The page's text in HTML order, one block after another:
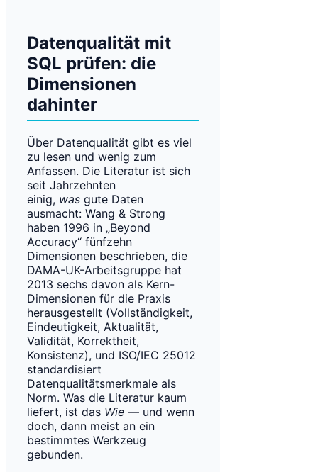
Datenqualität mit
SQL prüfen: die
Dimensionen
dahinter
Über Datenqualität gibt es viel
zu lesen und wenig zum
Anfassen. Die Literatur ist sich
seit Jahrzehnten
einig, was gute Daten
ausmacht: Wang & Strong
haben 1996 in „Beyond
Accuracy“ fünfzehn
Dimensionen beschrieben, die
DAMA-UK-Arbeitsgruppe hat
2013 sechs davon als Kern-
Dimensionen für die Praxis
herausgestellt (Vollständigkeit,
Eindeutigkeit, Aktualität,
Validität, Korrektheit,
Konsistenz), und ISO/IEC 25012
standardisiert
Datenqualitätsmerkmale als
Norm. Was die Literatur kaum
liefert, ist das Wie — und wenn
doch, dann meist an ein
bestimmtes Werkzeug
gebunden.